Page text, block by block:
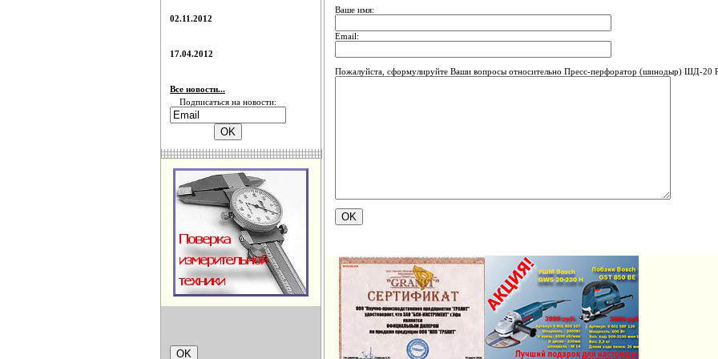
02.11.2012
17.04.2012
Все новости...
Подписаться на новости:
Ваше имя:
Email:
Пожалуйста, сформулируйте Ваши вопросы относительно Пресс-перфоратор (шинодыр) ШД-20